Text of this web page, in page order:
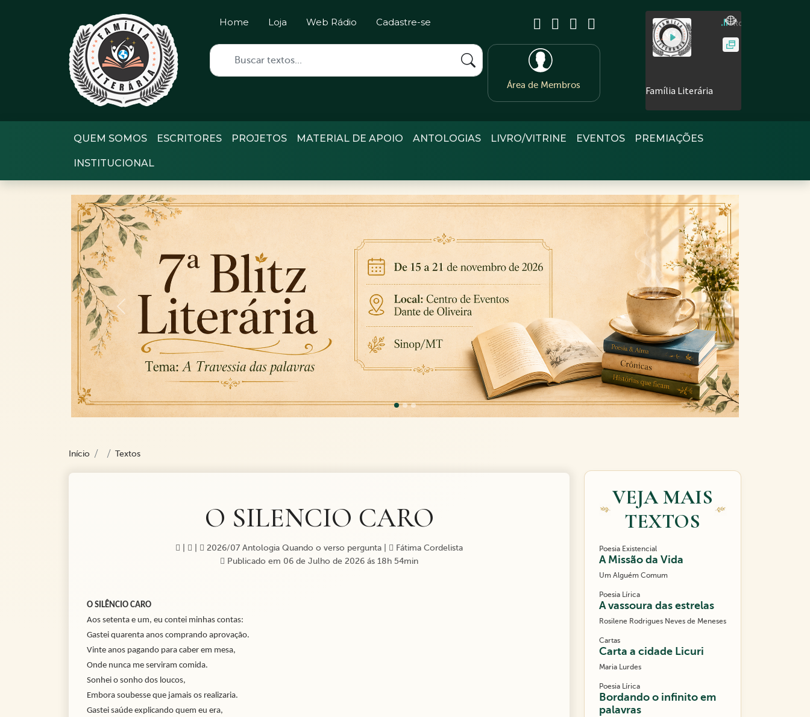
Home Loja Web Rádio Cadastre-se
Área de Membros
QUEM SOMOS ESCRITORES PROJETOS MATERIAL DE APOIO ANTOLOGIAS LIVRO/VITRINE EVENTOS PREMIAÇÕES
INSTITUCIONAL
Previous Next
Início Textos
O SILENCIO CARO
2026/07 Antologia Quando o verso pergunta
Fátima Cordelista
Publicado em 06 de Julho de 2026 ás 18h 54min
O SILÊNCIO CARO
Aos setenta e um, eu contei minhas contas:
Gastei quarenta anos comprando aprovação.
Vinte anos pagando para caber em mesa,
Onde nunca me serviram comida.
Sonhei o sonho dos loucos,
Embora soubesse que jamais os realizaria.
Gastei saúde explicando quem eu era,
VEJA MAIS
TEXTOS
Poesia Existencial
A Missão da Vida
Um Alguém Comum
Poesia Lírica
A vassoura das estrelas
Rosilene Rodrigues Neves de Meneses
Cartas
Carta a cidade Licuri
Maria Lurdes
Poesia Lírica
Bordando o infinito em
palavras